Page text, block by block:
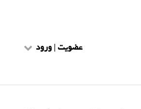
عضویت | ورود
عضویت طلاب